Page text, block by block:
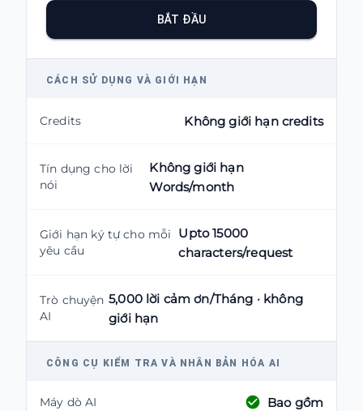
BẮT ĐẦU
CÁCH SỬ DỤNG VÀ GIỚI HẠN
Credits Không giới hạn credits
Tín dụng cho lời
nói
Không giới hạn
Words/month
Giới hạn ký tự cho mỗi
yêu cầu
Upto 15000
characters/request
Trò chuyện
AI
5,000 lời cảm ơn/Tháng · không
giới hạn
CÔNG CỤ KIỂM TRA VÀ NHÂN BẢN HÓA AI
Máy dò AI Bao gồm